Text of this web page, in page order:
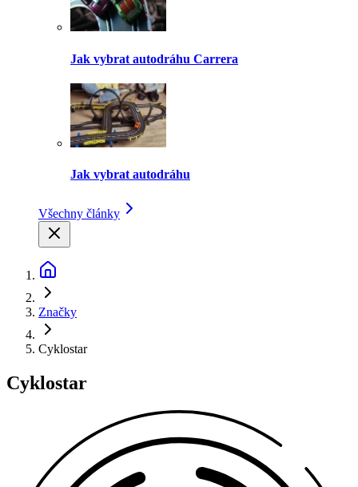
Jak vybrat autodráhu Carrera
Jak vybrat autodráhu
Všechny články
Značky
Cyklostar
Cyklostar